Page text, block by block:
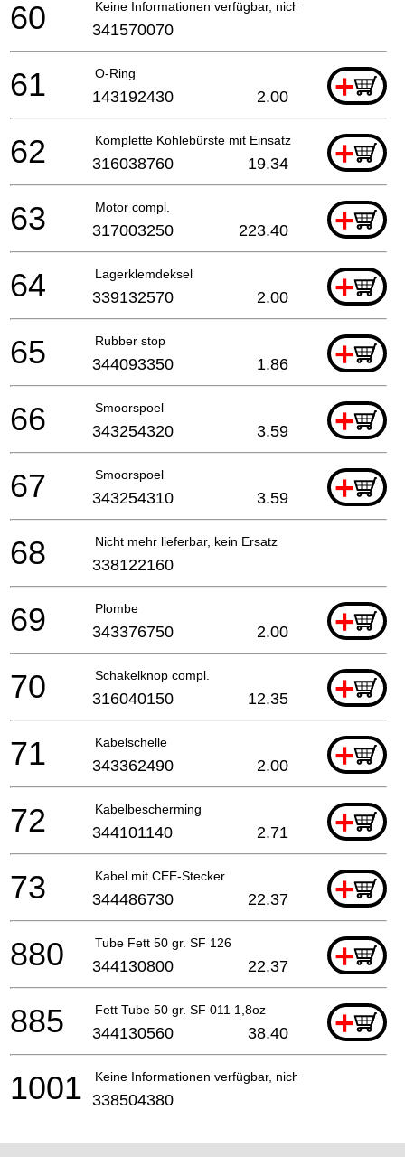
Keine Informationen verfügbar, nicht bestellbar
60 341570070
O-Ring +
61 143192430 2.00
Komplette Kohlebürste mit Einsatz +
62 316038760 19.34
Motor compl. +
63 317003250 223.40
Lagerklemdeksel +
64 339132570 2.00
Rubber stop +
65 344093350 1.86
Smoorspoel +
66 343254320 3.59
Smoorspoel +
67 343254310 3.59
Nicht mehr lieferbar, kein Ersatz
68 338122160
Plombe +
69 343376750 2.00
Schakelknop compl. +
70 316040150 12.35
Kabelschelle +
71 343362490 2.00
Kabelbescherming +
72 344101140 2.71
Kabel mit CEE-Stecker +
73 344486730 22.37
Tube Fett 50 gr. SF 126 +
880 344130800 22.37
Fett Tube 50 gr. SF 011 1,8oz +
885 344130560 38.40
Keine Informationen verfügbar, nicht bestellbar
1001 338504380